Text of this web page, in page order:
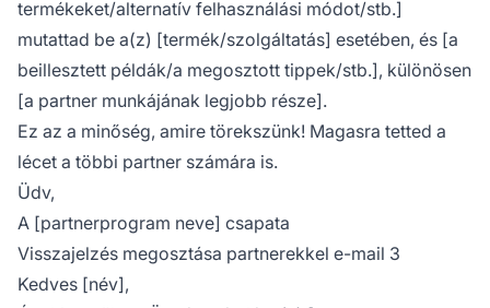
termékeket/alternatív felhasználási módot/stb.]
mutattad be a(z) [termék/szolgáltatás] esetében, és [a
beillesztett példák/a megosztott tippek/stb.], különösen
[a partner munkájának legjobb része].
Ez az a minőség, amire törekszünk! Magasra tetted a
lécet a többi partner számára is.
Üdv,
A [partnerprogram neve] csapata
Visszajelzés megosztása partnerekkel e-mail 3
Kedves [név],